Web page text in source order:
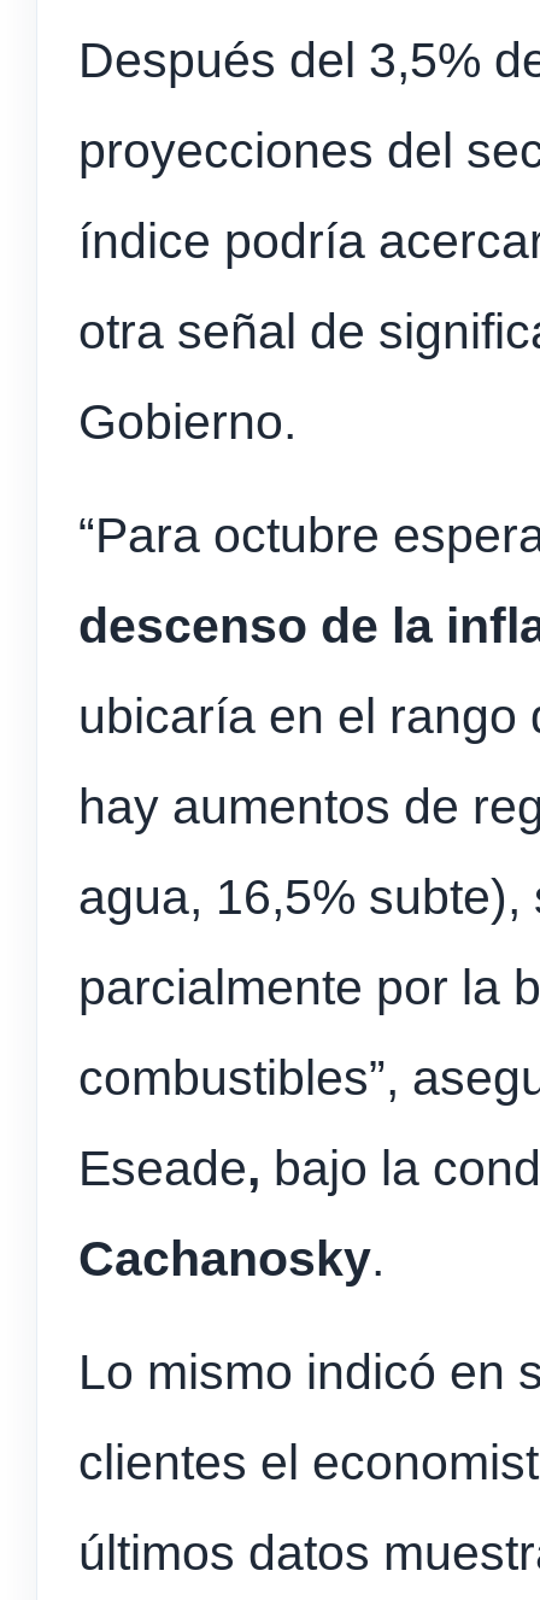
Después del 3,5%
proyecciones del
índice podría
otra señal de
Gobierno.
“Para octubre
descenso de la
ubicaría en el rango
hay aumentos de
agua, 16,5%
parcialmente por la
combustibles”,
Eseade, bajo la
Cachanosky.
Lo mismo indicó en
clientes el
últimos datos